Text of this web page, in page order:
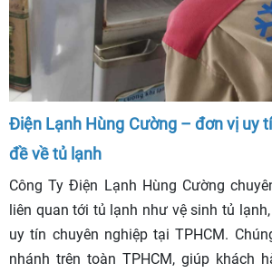
Điện Lạnh Hùng Cường – đơn vị uy
đề về tủ lạnh
Công Ty Điện Lạnh Hùng Cường
liên quan tới tủ lạnh như vệ sinh tủ
uy tín chuyên nghiệp tại TPHCM.
nhánh trên toàn TPHCM, giúp khách